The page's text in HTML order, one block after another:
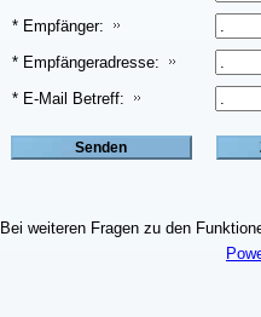
* Empfänger:
* Empfängeradresse:
* E-Mail Betreff:
Bei weiteren Fragen zu den